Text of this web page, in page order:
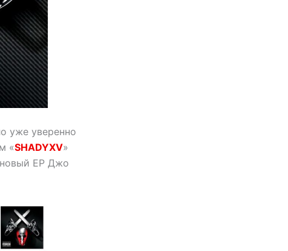
уже уверенно
«SHADYXV»
EP Джо